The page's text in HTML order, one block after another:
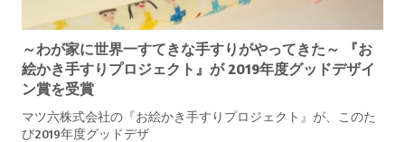
～わが家に世界一すてきな手すりがやってきた～ 『お
絵かき手すりプロジェクト』が 2019年度グッドデザイ
ン賞を受賞
マツ六株式会社の『お絵かき手すりプロジェクト』が、このた
び2019年度グッドデザ